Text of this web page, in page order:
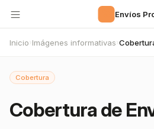
Envíos
Inicio› Imágenes informativas›
Cobertura
Cobertura de